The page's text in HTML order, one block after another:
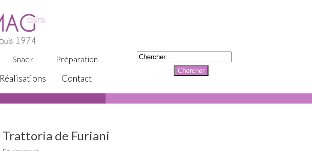
Snack
Préparation
Réalisations Contact
Trattoria de Furiani